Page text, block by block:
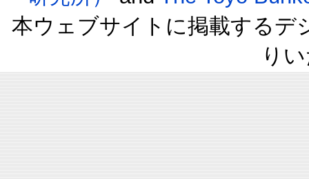
本ウェブサイトに掲載するデ
り